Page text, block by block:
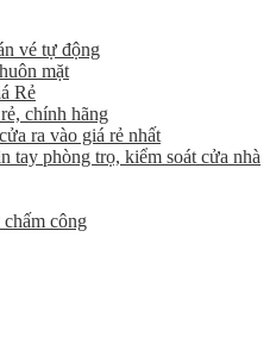
vé tự động
mặt
Rẻ
chính hãng
ra vào giá rẻ nhất
tay phòng trọ, kiểm soát cửa nhà
công